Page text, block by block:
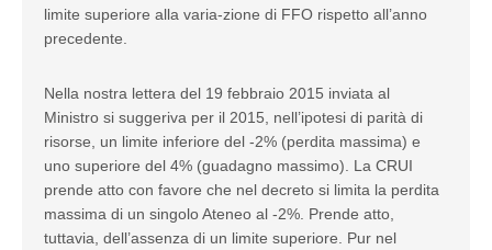
limite superiore alla varia-zione di FFO rispetto all’anno
precedente.
Nella nostra lettera del 19 febbraio 2015 inviata al
Ministro si suggeriva per il 2015, nell’ipotesi di parità di
risorse, un limite inferiore del -2% (perdita massima) e
uno superiore del 4% (guadagno massimo). La CRUI
prende atto con favore che nel decreto si limita la perdita
massima di un singolo Ateneo al -2%. Prende atto,
tuttavia, dell’assenza di un limite superiore. Pur nel